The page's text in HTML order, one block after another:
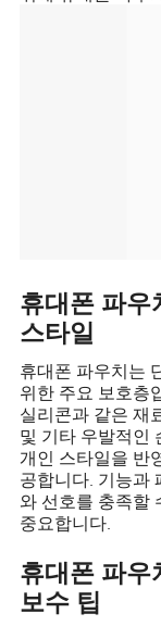
휴대폰 파우
스타일
휴대폰 파우치는
위한 주요 보호층
실리콘과 같은 재
및 기타 우발적인
개인 스타일을 반
공합니다. 기능과
와 선호를 충족할
중요합니다.
휴대폰 파우
보수 팁